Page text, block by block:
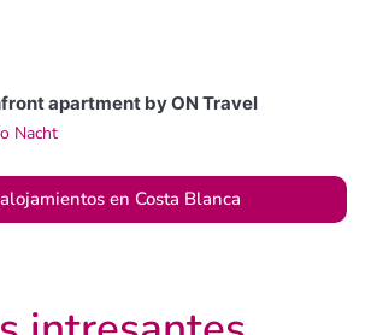
apartment by ON Travel
Nacht
en Costa Blanca